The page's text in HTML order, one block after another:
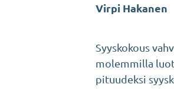
Virpi Hakanen
Syyskokous
molemmilla
pituudeksi